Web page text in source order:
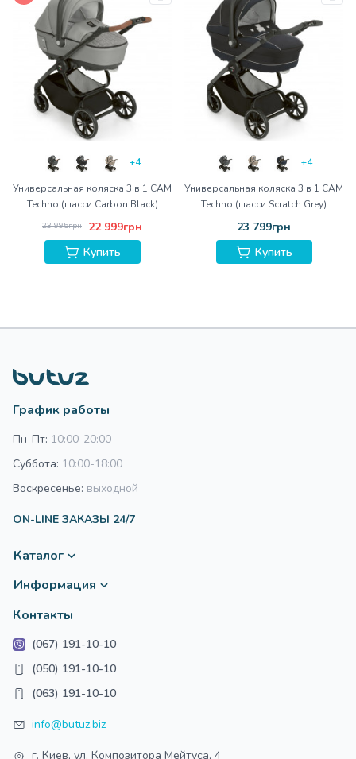
+4
Универсальная коляска 3 в 1 CAM
Techno (шасси Carbon Black)
23 995грн
22 999грн
Купить
+4
Универсальная коляска 3 в 1 CAM
Techno (шасси Scratch Grey)
23 799грн
Купить
График работы
Пн-Пт: 10:00-20:00
Суббота: 10:00-18:00
Воскресенье: выходной
ON-LINE ЗАКАЗЫ 24/7
Каталог
Информация
Контакты
(067) 191-10-10
(050) 191-10-10
(063) 191-10-10
info@butuz.biz
г. Киев, ул. Композитора Мейтуса, 4